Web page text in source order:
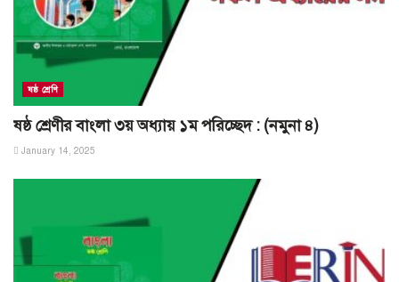
ষষ্ঠ শ্রেণি
ষষ্ঠ শ্রেণীর বাংলা ৩য় অধ্যায় ১ম পরিচ্ছেদ : (নমুনা ৪)
January 14, 2025